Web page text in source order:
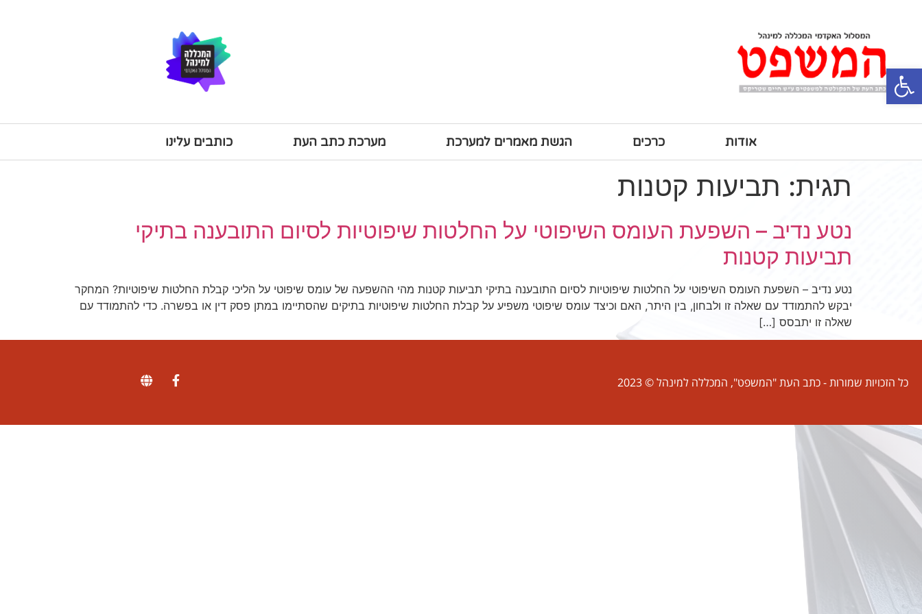
פתח סרגל נגישות
אודות כרכים הגשת מאמרים למערכת מערכת כתב העת כותבים עלינו
תגית: תביעות קטנות
נטע נדיב – השפעת העומס השיפוטי על החלטות שיפוטיות לסיום התובענה בתיקי
תביעות קטנות
נטע נדיב – השפעת העומס השיפוטי על החלטות שיפוטיות לסיום התובענה בתיקי תביעות קטנות מהי ההשפעה של עומס שיפוטי על הליכי קבלת החלטות שיפוטיות? המחקר
יבקש להתמודד עם שאלה זו ולבחון, בין היתר, האם וכיצד עומס שיפוטי משפיע על קבלת החלטות שיפוטיות בתיקים שהסתיימו במתן פסק דין או בפשרה. כדי להתמודד עם
שאלה זו יתבסס […]
כל הזכויות שמורות - כתב העת "המשפט", המכללה למינהל © 2023